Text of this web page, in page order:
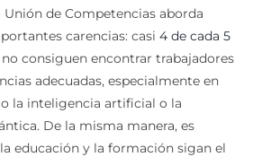
de Competencias aborda
carencias: casi 4 de cada 5
no consiguen encontrar trabajadores
adecuadas, especialmente en
la inteligencia artificial o la
De la misma manera, es
educación y la formación sigan el